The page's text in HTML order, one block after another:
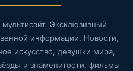
Эксклюзивный
информации. Новости,
искусство, девушки мира,
и знаменитости, фильмы